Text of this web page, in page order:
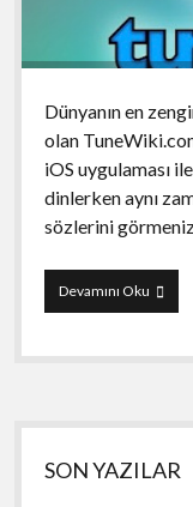
Dünyanın en
olan
iOS uygulaması
dinlerken aynı
sözlerini
Devamını Oku
Lyrics
Yan
Menü
SON YAZILAR